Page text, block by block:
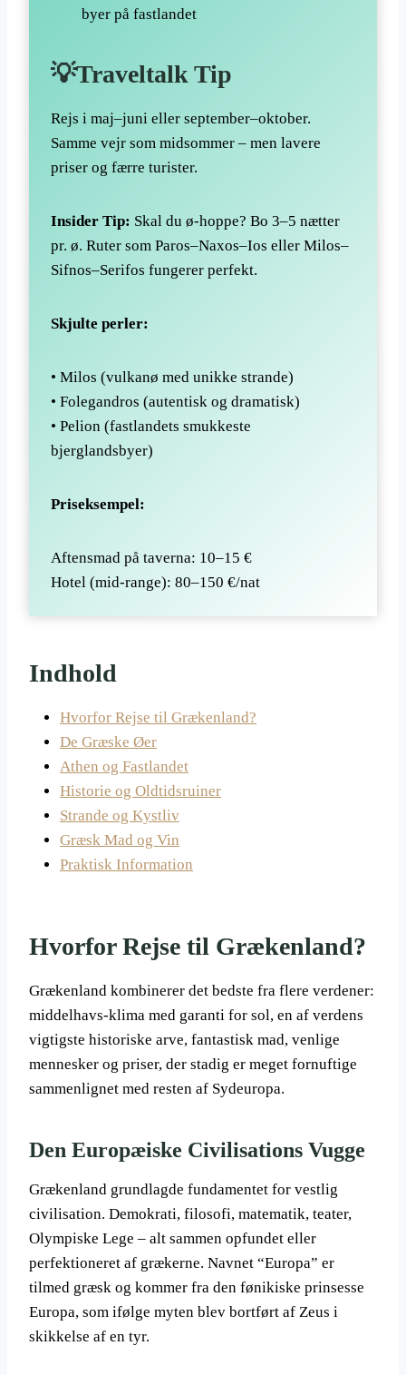
byer på fastlandet
💡Traveltalk Tip
Rejs i maj–juni eller september–oktober.
Samme vejr som midsommer – men lavere
priser og færre turister.
Insider Tip: Skal du ø-hoppe? Bo 3–5 nætter
pr. ø. Ruter som Paros–Naxos–Ios eller Milos–
Sifnos–Serifos fungerer perfekt.
Skjulte perler:
• Milos (vulkanø med unikke strande)
• Folegandros (autentisk og dramatisk)
• Pelion (fastlandets smukkeste
bjerglandsbyer)
Priseksempel:
Aftensmad på taverna: 10–15 €
Hotel (mid-range): 80–150 €/nat
Indhold
Hvorfor Rejse til Grækenland?
De Græske Øer
Athen og Fastlandet
Historie og Oldtidsruiner
Strande og Kystliv
Græsk Mad og Vin
Praktisk Information
Hvorfor Rejse til Grækenland?
Grækenland kombinerer det bedste fra flere verdener:
middelhavs-klima med garanti for sol, en af verdens
vigtigste historiske arve, fantastisk mad, venlige
mennesker og priser, der stadig er meget fornuftige
sammenlignet med resten af Sydeuropa.
Den Europæiske Civilisations Vugge
Grækenland grundlagde fundamentet for vestlig
civilisation. Demokrati, filosofi, matematik, teater,
Olympiske Lege – alt sammen opfundet eller
perfektioneret af grækerne. Navnet “Europa” er
tilmed græsk og kommer fra den fønikiske prinsesse
Europa, som ifølge myten blev bortført af Zeus i
skikkelse af en tyr.